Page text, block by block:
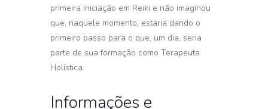
primeira iniciação em Reiki e não imaginou
que, naquele momento, estaria dando o
primeiro passo para o que, um dia, seria
parte de sua formação como Terapeuta
Holística.
Informações e